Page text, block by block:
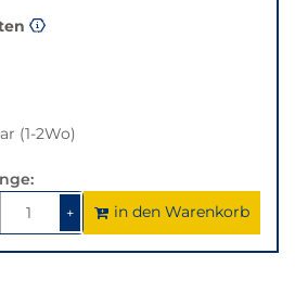
(1-2Wo)
+1um
1
erhöhen
in den Warenkorb